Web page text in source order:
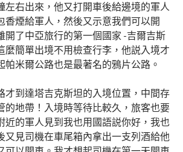
左右出來，他又打開車後給邊境的軍人
香煙給軍人，然後又示意我們可以開
開了中亞旅行的第一個國家 -吉爾吉斯
麼簡單出境不用檢查行李，他説入境才
帕米爾公路也是最著名的鴉片公路。
才到達塔吉克斯坦的入境位置，中間存
的地帶！入境時等待比較久，旅客也要
近的軍人見到我也用國語説你好，我也
又見司機在車尾箱內拿出一支列酒給他